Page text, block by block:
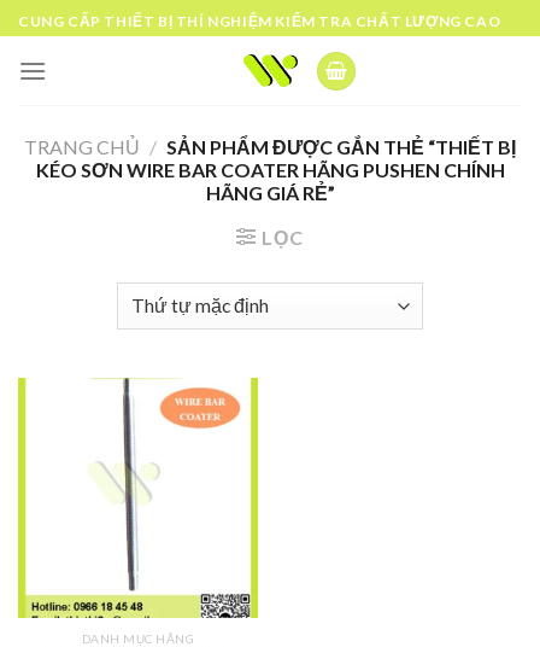
Skip
to
content
CUNG CẤP THIẾT BỊ THÍ NGHIỆM KIỂM TRA CHẤT LƯỢNG CAO
TRANG CHỦ / SẢN PHẨM ĐƯỢC GẮN THẺ “THIẾT BỊ
KÉO SƠN WIRE BAR COATER HÃNG PUSHEN CHÍNH
HÃNG GIÁ RẺ”
LỌC
DANH MỤC HÃNG